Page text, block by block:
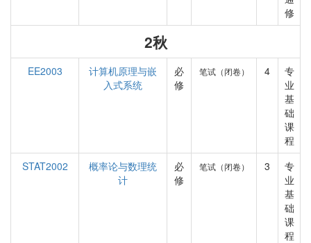
修
2秋
EE2003
计算机原理与嵌
入式系统
必
修
笔试（闭卷） 4
专
业
基
础
课
程
STAT2002
概率论与数理统
计
必
修
笔试（闭卷） 3
专
业
基
础
课
程